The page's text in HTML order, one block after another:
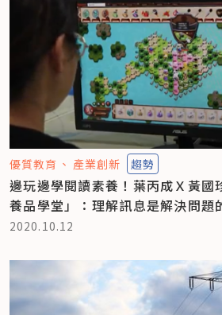
優質教育 產業創新 趨勢
邊玩邊學閱讀素養！葉丙成Ｘ黃國
養品學堂」：理解訊息是解決問題
2020.10.12